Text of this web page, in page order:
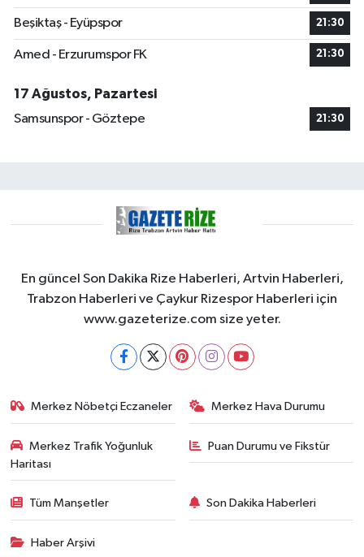
Beşiktaş - Eyüpspor 21:30
Amed - Erzurumspor FK 21:30
17 Ağustos, Pazartesi
Samsunspor - Göztepe
21:30
En güncel Son Dakika Rize Haberleri, Artvin Haberleri,
Trabzon Haberleri ve Çaykur Rizespor Haberleri için
www.gazeterize.com size yeter.
Merkez Nöbetçi Eczaneler Merkez Hava Durumu
Merkez Trafik Yoğunluk
Haritası
Puan Durumu ve Fikstür
Tüm Manşetler Son Dakika Haberleri
Haber Arşivi